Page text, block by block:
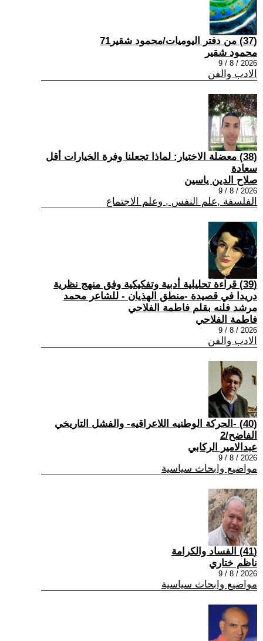
(37) من دفتر اليوميات/محمود شقير71
محمود شقير
2026 / 8 / 9
الادب والفن
(38) معضلة الاختيار: لماذا تجعلنا وفرة الخيارات أقل
سعادة
صلاح الدين ياسين
2026 / 8 / 9
الفلسفة ,علم النفس , وعلم الاجتماع
(39) قراءة تحليلية أدبية وتفكيكية وفق منهج نظرية
دريدا في قصيدة -منطق الهذيان - للشاعر محمد
مرشد فلنه بقلم فاطمة الفلاحي
فاطمة الفلاحي
2026 / 8 / 9
الادب والفن
(40) -الحركة الوطنيه اللاعراقيه- والفشل التاريخي
الفاضح/2
عبدالامير الركابي
2026 / 8 / 9
مواضيع وابحاث سياسية
(41) الفساد والكرامة
ناظم ختاري
2026 / 8 / 9
مواضيع وابحاث سياسية